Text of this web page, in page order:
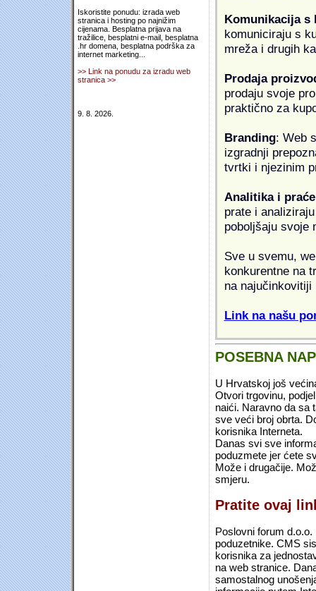
Iskoristite ponudu: izrada web
stranica i hosting po najnižim
cijenama. Besplatna prijava na
tražilice, besplatni e-mail, besplatna
.hr domena, besplatna podrška za
internet marketing...
>> Link na ponudu za izradu web
stranica >>
9. 8. 2026.
Komunikacija s
komuniciraju s
mreža i drugih
Prodaja
prodaju svoje
praktično za
Branding: Web
izgradnji
tvrtki i njezinim
Analitika i
prate i
poboljšaju svoje
Sve u svemu,
konkurentne na
na najučinkovitiji
Link na našu
POSEBNA
U Hrvatskoj još
Otvori trgovinu,
naići. Naravno da sa
sve veći broj obrta.
korisnika Interneta.
Danas svi sve
poduzmete jer ćete
Može i drugačije.
smjeru.
Pratite ovaj
Poslovni forum
poduzetnike. CMS
korisnika za
na web stranice.
samostalnog